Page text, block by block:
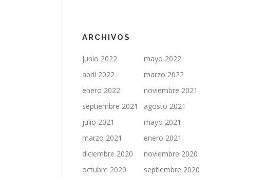
ARCHIVOS
junio 2022
mayo 2022
abril 2022
marzo 2022
enero 2022
noviembre 2021
septiembre 2021
agosto 2021
julio 2021
mayo 2021
marzo 2021
enero 2021
diciembre 2020
noviembre 2020
octubre 2020
septiembre 2020